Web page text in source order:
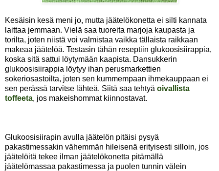
Kesäisin kesä meni jo, mutta jäätelökonetta ei silti kannata
laittaa jemmaan. Vielä saa tuoreita marjoja kaupasta ja
torilta, joten niistä voi valmistaa vaikka tällaista raikkaan
makeaa jäätelöä. Testasin tähän reseptiin glukoosisiirappia,
koska sitä sattui löytymään kaapista. Dansukkerin
glukoosisiirappia löytyy ihan perusmarkettien
sokeriosastoilta, joten sen kummempaan ihmekauppaan ei
sen perässä tarvitse lähteä. Siitä saa tehtyä oivallista
toffeeta, jos makeishommat kiinnostavat.
Glukoosisiirapin avulla jäätelön pitäisi pysyä
pakastimessakin vähemmän hileisenä erityisesti silloin, jos
jäätelöitä tekee ilman jäätelökonetta pitämällä
jäätelömassaa pakastimessa ja puolen tunnin välein